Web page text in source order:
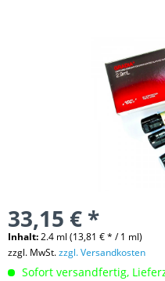
33,15 € *
Inhalt:2.4 ml (13,81 € * / 1 ml)
zzgl. MwSt.zzgl. Versandkosten
Sofort versandfertig,